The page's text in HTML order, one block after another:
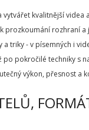
kvalitnější videa
prozkoumání rozhraní
triky - v písemných i
pokročilé techniky s
výkon, přesnost a